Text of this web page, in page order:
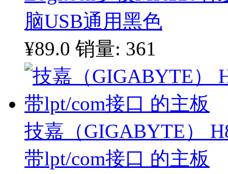
脑USB通用黑色
¥89.0 销量: 361
技嘉（GIGABYTE）
带lpt/com接口 的主板